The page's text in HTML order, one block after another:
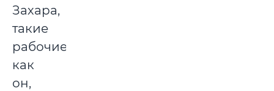
Захара,
такие
рабочие,
как
он,